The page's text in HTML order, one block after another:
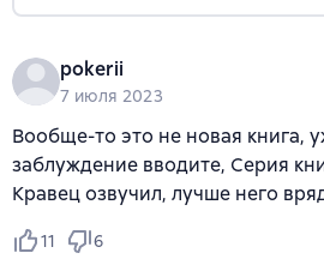
pokerii
7 июля 2023
Вообще-то это не новая книга,
заблуждение вводите, Серия
Кравец озвучил, лучше него
11 6